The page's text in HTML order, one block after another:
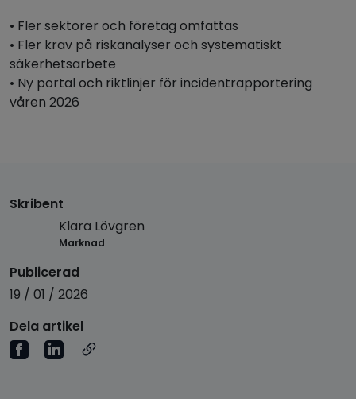
• Fler sektorer och företag omfattas
• Fler krav på riskanalyser och systematiskt
säkerhetsarbete
• Ny portal och riktlinjer för incidentrapportering
våren 2026
Skribent
Klara Lövgren
Marknad
Publicerad
19 / 01 / 2026
Dela artikel